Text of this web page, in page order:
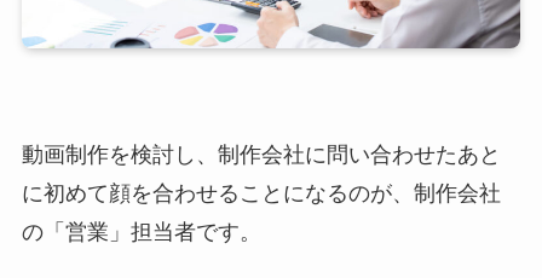
動画制作を検討し、制作会社に問い合わせたあと
に初めて顔を合わせることになるのが、制作会社
の「営業」担当者です。